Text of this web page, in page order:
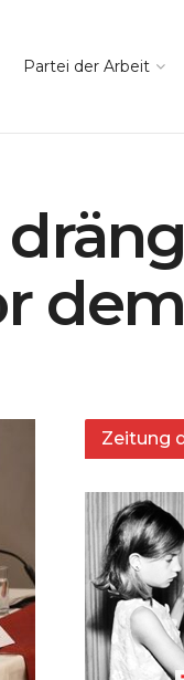
Partei der Arbeit
Zeitung